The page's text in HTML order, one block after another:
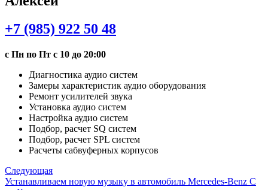
+7 (985) 922 50 48
с Пн по Пт с 10 до 20:00
Диагностика аудио систем
Замеры характеристик аудио оборудования
Ремонт усилителей звука
Установка аудио систем
Настройка аудио систем
Подбор, расчет SQ систем
Подбор, расчет SPL систем
Расчеты сабвуферных корпусов
Следующая
Устанавливаем новую музыку в автомобиль Mercedes-Benz С